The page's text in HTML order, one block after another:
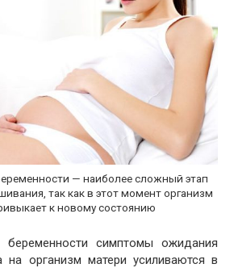
— наиболее сложный этап
так как в этот момент организм
к новому состоянию
беременности симптомы ожидания
на организм матери усиливаются в